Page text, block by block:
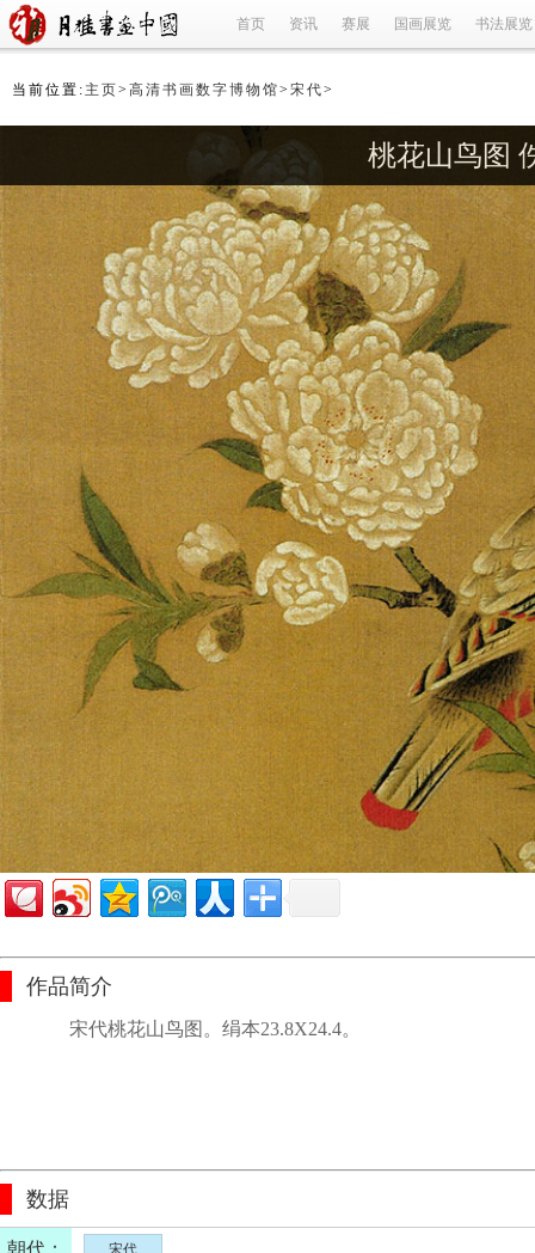
首页 资讯 赛展 国画展览 书法展览
当前位置: 主页> 高清书画数字博物馆> 宋代>
桃花山鸟图
作品简介
宋代桃花山鸟图。绢本23.8X24.4。
数据
朝代： 宋代